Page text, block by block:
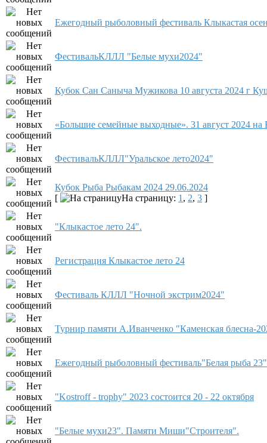
Ежегодный рыболовный фестиваль Клыкастая
ФестивальКЛЛЛ "Белые мухи2024"
Кубок Сан Саныча Мужикова 10 августа 2024 г
«Большие семейные выходные». 31 август 2024 на
ФестивальКЛЛЛ"Уральское лето2024"
Кубок Рыба Рыбакам 2024 29.06.2024
[
На страницу: 1 , 2, 3 ]
"Клыкастое лето 24".
Регистрация Клыкастое лето 24
Фестиваль КЛЛЛ "Ночной экстрим2024"
Турнир памяти А.Иванченко "Каменская блесна-
Ежегодный рыболовный фестиваль"Белая рыба
"Kostroff - trophy" 2023 состоится 20 - 22 октября
"Белые мухи23". Памяти Миши"Строителя".